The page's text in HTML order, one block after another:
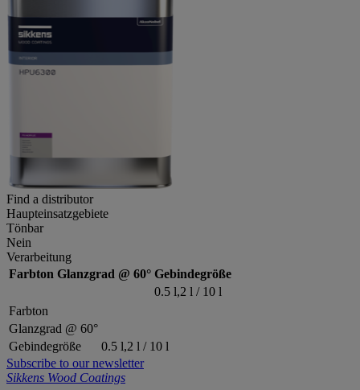
Find a distributor
Haupteinsatzgebiete
Tönbar
Nein
Verarbeitung
Farbton Glanzgrad @ 60° Gebindegröße
0.5 l,2 l / 10 l
Farbton
Glanzgrad @ 60°
Gebindegröße
0.5 l,2 l / 10 l
Subscribe to our newsletter
Sikkens Wood Coatings